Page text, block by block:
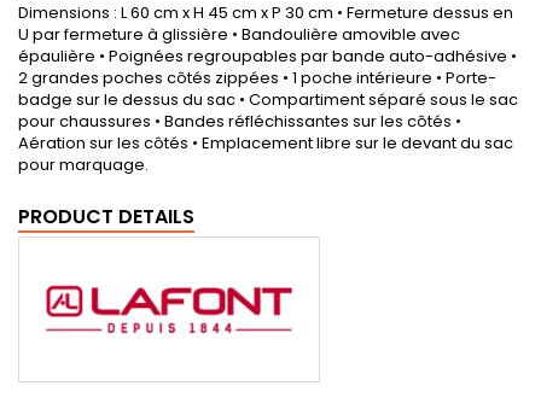
Dimensions : L 60 cm x H 45 cm x P 30 cm • Fermeture dessus en
U par fermeture à glissière • Bandoulière amovible avec
épaulière • Poignées regroupables par bande auto-adhésive •
2 grandes poches côtés zippées • 1 poche intérieure • Porte-
badge sur le dessus du sac • Compartiment séparé sous le sac
pour chaussures • Bandes réfléchissantes sur les côtés •
Aération sur les côtés • Emplacement libre sur le devant du sac
pour marquage.
PRODUCT DETAILS